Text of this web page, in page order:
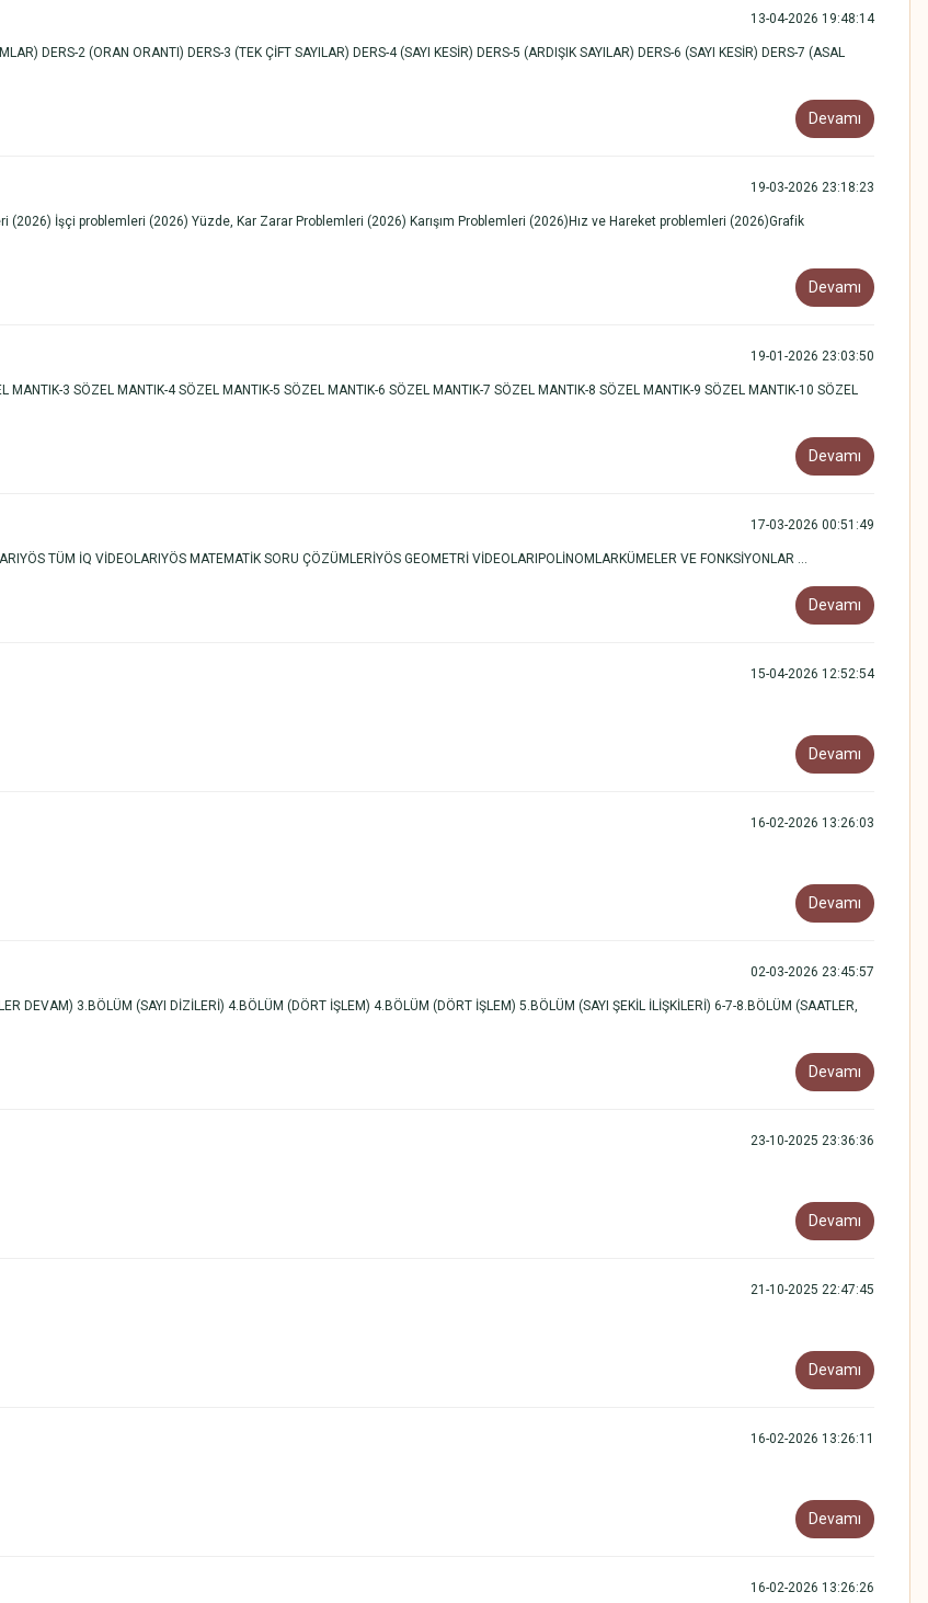
13-04-2026 19:48:14
DERS-2 (ORAN ORANTI) DERS-3 (TEK ÇİFT SAYILAR) DERS-4 (SAYI KESİR) DERS-5 (ARDIŞIK SAYILAR) DERS-6 (SAYI KESİR) DERS-7 (ASAL
Devamı
19-03-2026 23:18:23
(2026) İşçi problemleri (2026) Yüzde, Kar Zarar Problemleri (2026) Karışım Problemleri (2026)Hız ve Hareket problemleri (2026)Grafik
Devamı
19-01-2026 23:03:50
3 SÖZEL MANTIK-4 SÖZEL MANTIK-5 SÖZEL MANTIK-6 SÖZEL MANTIK-7 SÖZEL MANTIK-8 SÖZEL MANTIK-9 SÖZEL MANTIK-10 SÖZEL
Devamı
17-03-2026 00:51:49
TÜM İQ VİDEOLARIYÖS MATEMATİK SORU ÇÖZÜMLERİYÖS GEOMETRİ VİDEOLARIPOLİNOMLARKÜMELER VE FONKSİYONLAR ...
Devamı
15-04-2026 12:52:54
Devamı
16-02-2026 13:26:03
Devamı
02-03-2026 23:45:57
DEVAM) 3.BÖLÜM (SAYI DİZİLERİ) 4.BÖLÜM (DÖRT İŞLEM) 4.BÖLÜM (DÖRT İŞLEM) 5.BÖLÜM (SAYI ŞEKİL İLİŞKİLERİ) 6-7-8.BÖLÜM (SAATLER,
Devamı
23-10-2025 23:36:36
Devamı
21-10-2025 22:47:45
Devamı
16-02-2026 13:26:11
Devamı
16-02-2026 13:26:26